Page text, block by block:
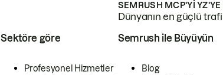
SEMRUSH MCP'YI YZ'YE
Dünyanın en güçlü
Sektöre göre
Profesyonel Hizmetler
Semrush ile Büyüyün
Blog